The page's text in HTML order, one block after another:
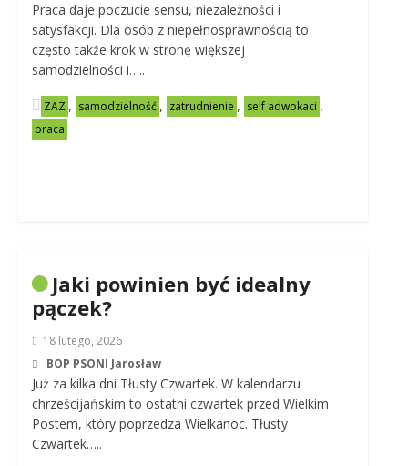
Praca daje poczucie sensu, niezależności i
satysfakcji. Dla osób z niepełnosprawnością to
często także krok w stronę większej
samodzielności i…..
ZAZ , samodzielność , zatrudnienie , self adwokaci ,
praca
Jaki powinien być idealny
pączek?
18 lutego, 2026
BOP PSONI Jarosław
Już za kilka dni Tłusty Czwartek. W kalendarzu
chrześcijańskim to ostatni czwartek przed Wielkim
Postem, który poprzedza Wielkanoc. Tłusty
Czwartek…..